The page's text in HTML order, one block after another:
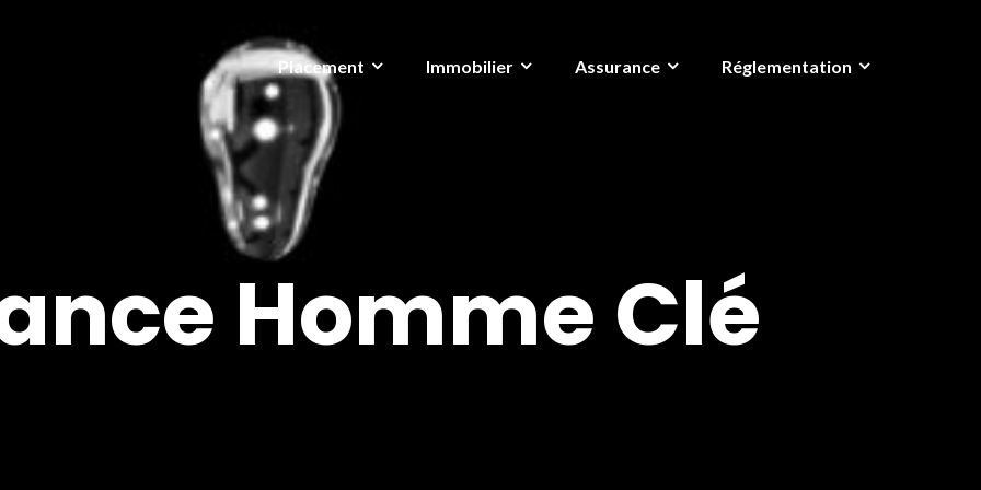
Placement Immobilier Assurance Réglementation
Homme Clé